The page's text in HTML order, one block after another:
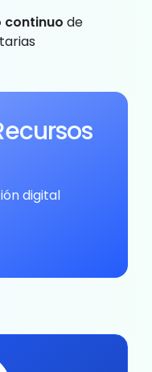
continuo de
digital